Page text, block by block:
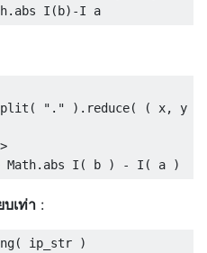
. abs I ( b)-I a
( "." ). reduce( ( x, y
Math. abs I ( b ) - I ( a )
เท่า :
( ip_str
)